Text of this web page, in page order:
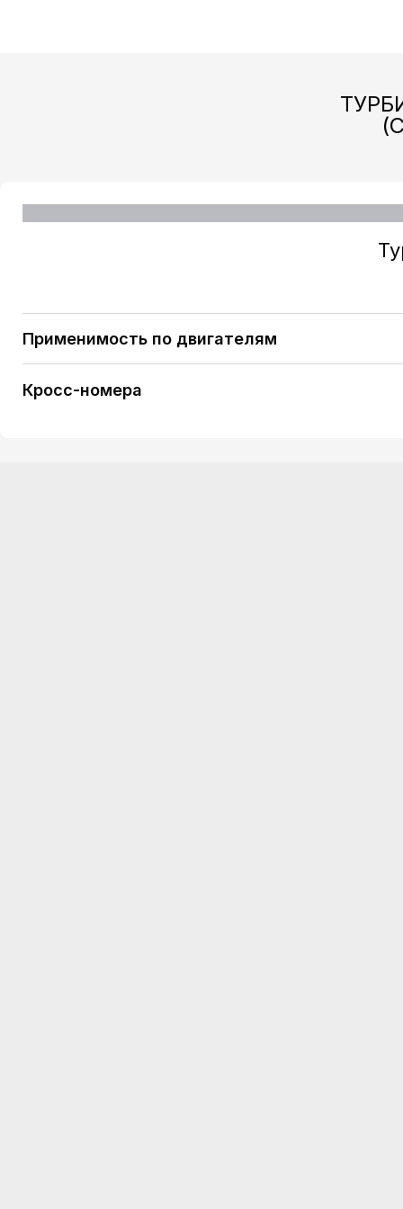
Применимость по двигателям
SUZUKI Grand Vitara II (JT) 1.9 DDiS [F9QB] 129
Кросс-номера